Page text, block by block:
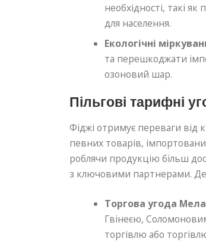
необхідності, такі
для населення.
Екологічні
та перешкоджати
озоновий шар.
Пільгові тарифні
Фіджі отримує переваги від
певних товарів,
роблячи продукцію більш
з ключовими партнерами.
Торгова угода
Гвінеєю,
торгівлю або